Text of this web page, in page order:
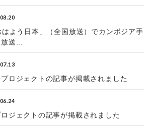
よう日本」（全国放送）でカンボジア手
送...
ロジェクトの記事が掲載されました
ジェクトの記事が掲載されました